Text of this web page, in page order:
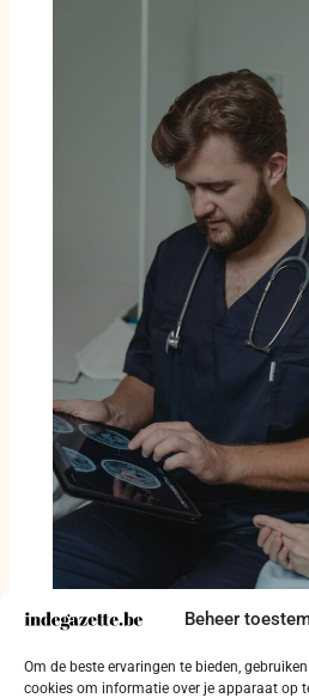
Beheer
Om de beste ervaringen te bieden,
cookies om informatie over je apparaat op
Oostende betaalt huur om
Zandvoorde te halen